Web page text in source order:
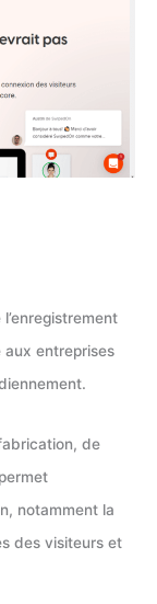
aux entreprises
de
notamment la
des visiteurs et